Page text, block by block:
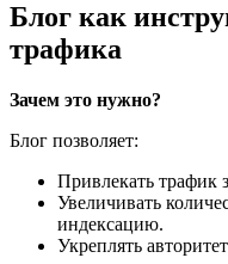
Блог как
трафика
Зачем это нужно?
Блог позволяет:
Привлекать трафик
Увеличивать
индексацию.
Укреплять